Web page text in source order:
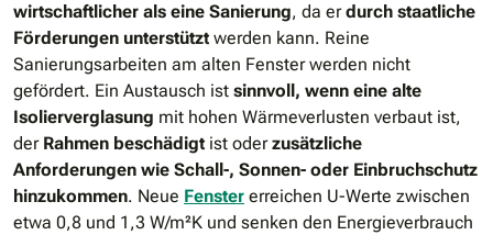
wirtschaftlicher als eine Sanierung, da erdurch staatliche
Förderungen unterstützt werden kann. Reine
Sanierungsarbeiten am alten Fenster werden nicht
gefördert. Ein Austausch ist sinnvoll, wenn eine alte
Isolierverglasung mit hohen Wärmeverlusten verbaut ist,
der Rahmen beschädigt ist oderzusätzliche
Anforderungen wie Schall-, Sonnen- oder Einbruchschutz
hinzukommen. Neue Fenster erreichen U-Werte zwischen
etwa 0,8 und 1,3 W/m²K und senken den Energieverbrauch